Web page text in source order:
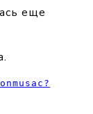
еще